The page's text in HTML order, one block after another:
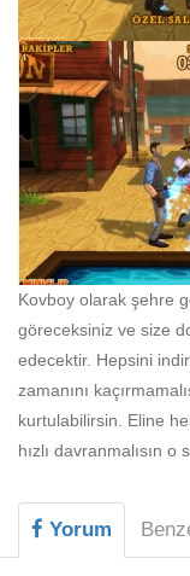
Kovboy olarak şehre
göreceksiniz ve size
edecektir. Hepsini
zamanını
kurtulabilirsin. Eline
hızlı davranmalısın
Yorum